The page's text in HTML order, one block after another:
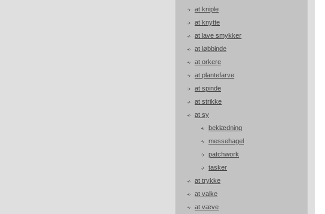
at kniple
at knytte
at lave smykker
at løbbinde
at orkere
at plantefarve
at spinde
at strikke
at sy
beklædning
messehagel
patchwork
tasker
at trykke
at valke
at væve